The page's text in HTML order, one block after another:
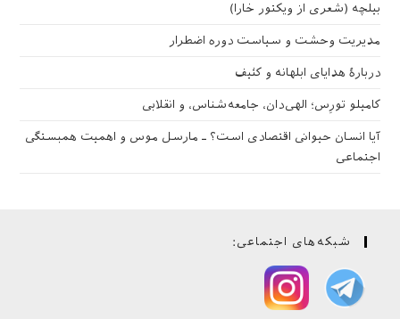
بیلچه (شعری از ویکتور خارا)
مدیریت وحشت و سیاست دوره اضطرار
دربارهٔ هدایای ابلهانه و کثیف
کامیلو تورِس؛ الهی‌دان، جامعه‌شناس، و انقلابی
آیا انسان حیوانی اقتصادی است؟ ـ مارسل موس و اهمیت همبستگی
اجتماعی
شبکه‌های اجتماعی: